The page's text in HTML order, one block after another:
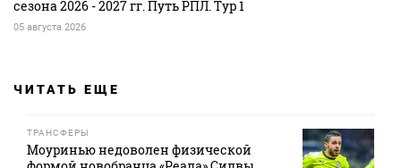
сезона 2026 - 2027 гг. Путь РПЛ. Тур 1
05 августа 2026
ЧИТАТЬ ЕЩЕ
ТРАНСФЕРЫ
Моуринью недоволен физической